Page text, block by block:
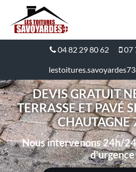
04 82 29 80 62 07
DEVIS GRATUIT
TERRASSE ET PAVÉ
CHAUTAGNE
Nous intervenons 24h/
d'urgence